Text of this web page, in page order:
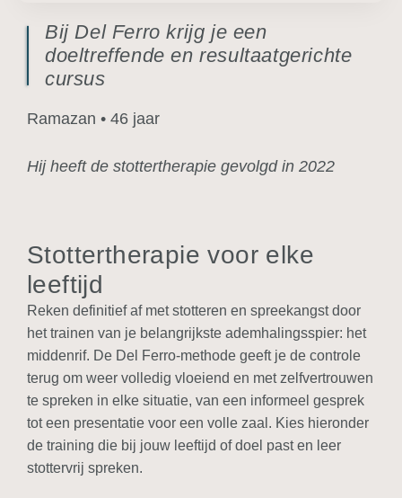
Bij Del Ferro krijg je een
doeltreffende en resultaatgerichte
cursus
Ramazan • 46 jaar
Hij heeft de stottertherapie gevolgd in 2022
Stottertherapie voor elke
leeftijd
Reken definitief af met stotteren en spreekangst door
het trainen van je belangrijkste ademhalingsspier: het
middenrif. De Del Ferro-methode geeft je de controle
terug om weer volledig vloeiend en met zelfvertrouwen
te spreken in elke situatie, van een informeel gesprek
tot een presentatie voor een volle zaal. Kies hieronder
de training die bij jouw leeftijd of doel past en leer
stottervrij spreken.